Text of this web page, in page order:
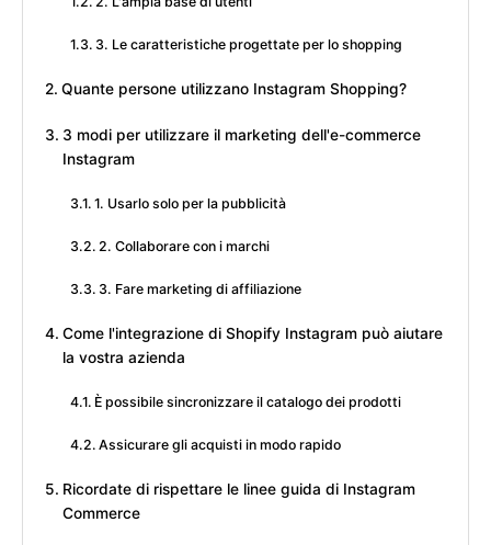
3. Le caratteristiche progettate per lo shopping
Quante persone utilizzano Instagram Shopping?
3 modi per utilizzare il marketing dell'e-commerce
Instagram
1. Usarlo solo per la pubblicità
2. Collaborare con i marchi
3. Fare marketing di affiliazione
Come l'integrazione di Shopify Instagram può aiutare
la vostra azienda
È possibile sincronizzare il catalogo dei prodotti
Assicurare gli acquisti in modo rapido
Ricordate di rispettare le linee guida di Instagram
Commerce